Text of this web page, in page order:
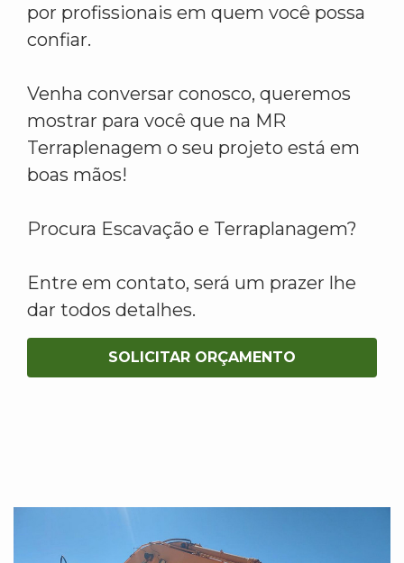
por profissionais em quem você possa
confiar.
Venha conversar conosco, queremos
mostrar para você que na MR
Terraplenagem o seu projeto está em
boas mãos!
Procura Escavação e Terraplanagem?
Entre em contato, será um prazer lhe
dar todos detalhes.
SOLICITAR ORÇAMENTO